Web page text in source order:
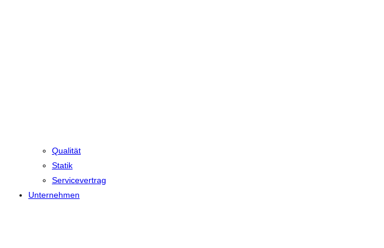
Qualität
Statik
Servicevertrag
Unternehmen